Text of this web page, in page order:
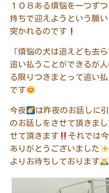
１０８ある煩悩を一つず
持ちで迎えようという願
突かれるのです
「煩悩の犬は追えども去
追い払うことができるが
る限りつきまとって追い
です
今夜
は昨夜のお話しに
のお話しをさせて頂きま
せて頂きます
それでは
ありがとうございました
よりお待ちしております